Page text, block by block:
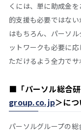
くには、単に助成金
的支援も必要ではな
はもちろん、パーソ
ットワークも必要に
ただけるよう全力でサ
■ 「パーソル総合
group.co.jp＞に
パーソルグループの